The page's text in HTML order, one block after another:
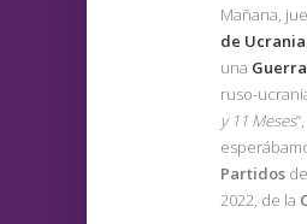
Mañana,
de Ucrania
una
ruso-
y 11 Meses
Partidos
2022, de la